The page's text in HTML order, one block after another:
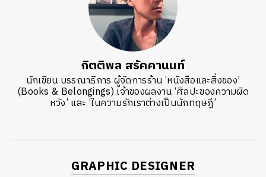
กิตติพล สรัคคานนท์
นักเขียน บรรณาธิการ ผู้จัดการร้าน ‘หนังสือและสิ่งของ’
(Books & Belongings) เจ้าของผลงาน ‘ศิลปะของความผิด
หวัง’ และ ‘ในความรักเราต่างเป็นนักทฤษฎี’
GRAPHIC DESIGNER